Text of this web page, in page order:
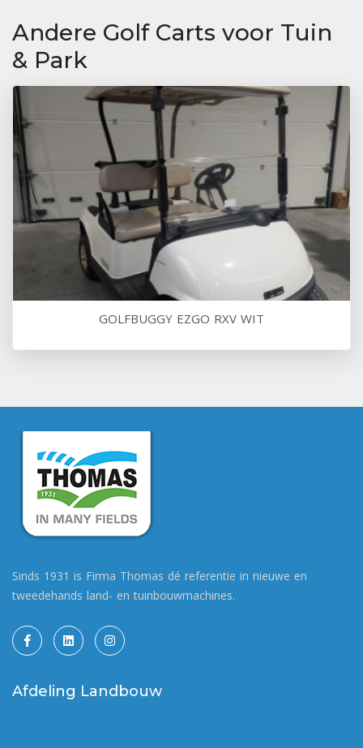
Andere Golf Carts voor Tuin
& Park
GOLFBUGGY EZGO RXV WIT
Sinds 1931 is Firma Thomas dé referentie in nieuwe en
tweedehands land- en tuinbouwmachines.
Afdeling Landbouw